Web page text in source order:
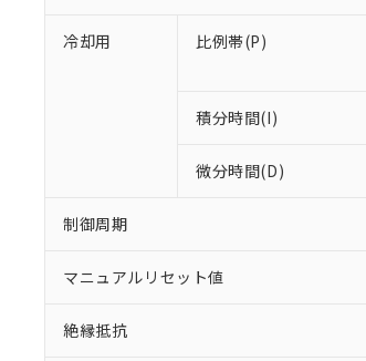
冷却用 比例帯(P)
積分時間(I)
微分時間(D)
制御周期
マニュアルリセット値
絶縁抵抗